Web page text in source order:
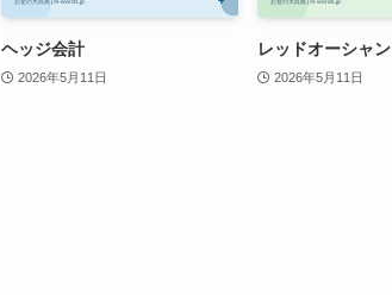
ヘッジ会計
2026年5月11日
レッドオーシャン
2026年5月11日